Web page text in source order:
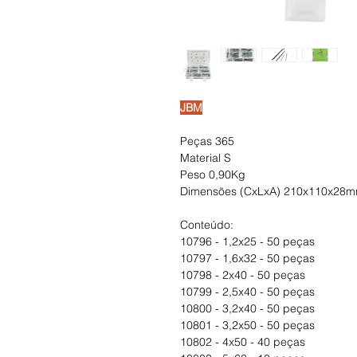
JBM
Peças 365
Material S
Peso 0,90Kg
Dimensões (CxLxA)
Conteúdo:
10796 - 1,2x25 - 50 peças
10797 - 1,6x32 - 50 peças
10798 - 2x40 - 50 peças
10799 - 2,5x40 - 50 peças
10800 - 3,2x40 - 50 peças
10801 - 3,2x50 - 50 peças
10802 - 4x50 - 40 peças